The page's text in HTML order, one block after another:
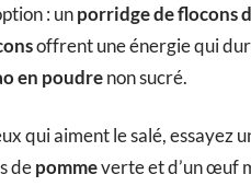
: unporridge de flocons
offrent une énergie qui
en poudrenon sucré.
qui aiment le salé, essayez
depommeverte et d’un œuf